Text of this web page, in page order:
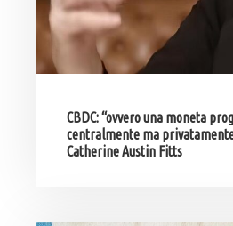
CBDC: “ovvero una moneta
centralmente ma
Catherine Austin Fitts